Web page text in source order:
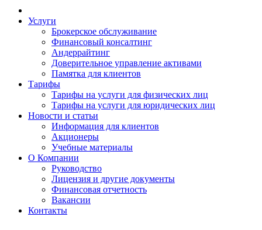
Услуги
Брокерское обслуживание
Финансовый консалтинг
Андеррайтинг
Доверительное управление активами
Памятка для клиентов
Тарифы
Тарифы на услуги для физических лиц
Тарифы на услуги для юридических лиц
Новости и статьи
Информация для клиентов
Акционеры
Учебные материалы
О Компании
Руководство
Лицензия и другие документы
Финансовая отчетность
Вакансии
Контакты